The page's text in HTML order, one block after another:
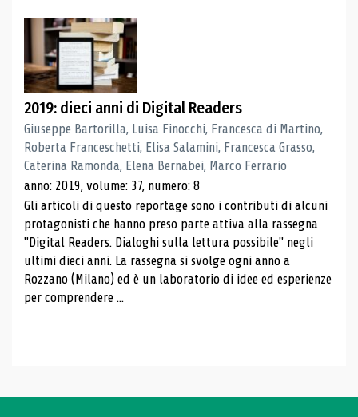
2019: dieci anni di Digital Readers
Giuseppe Bartorilla, Luisa Finocchi, Francesca di Martino,
Roberta Franceschetti, Elisa Salamini, Francesca Grasso,
Caterina Ramonda, Elena Bernabei, Marco Ferrario
anno: 2019, volume: 37, numero: 8
Gli articoli di questo reportage sono i contributi di alcuni
protagonisti che hanno preso parte attiva alla rassegna
"Digital Readers. Dialoghi sulla lettura possibile" negli
ultimi dieci anni. La rassegna si svolge ogni anno a
Rozzano (Milano) ed è un laboratorio di idee ed esperienze
per comprendere ...